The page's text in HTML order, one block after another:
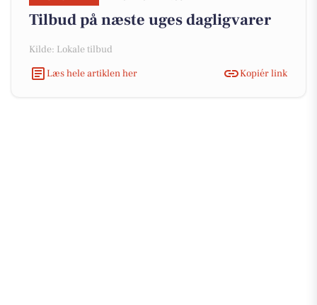
Tilbud på næste uges dagligvarer
Kilde: Lokale tilbud
Læs hele artiklen her
Kopiér link